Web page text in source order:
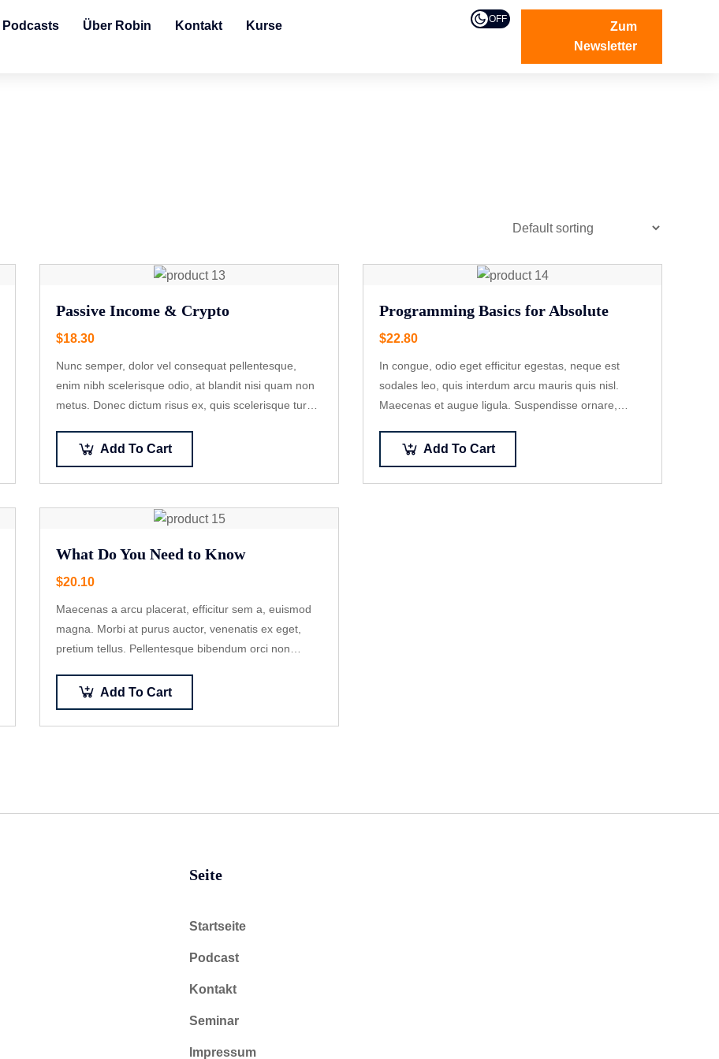
Podcasts Über Robin Kontakt Kurse OFF
Zum
Newsletter
Passive Income & Crypto
$18.30
Nunc semper, dolor vel consequat pellentesque,
enim nibh scelerisque odio, at blandit nisi quam non
metus. Donec dictum risus ex, quis scelerisque turpis
Add To Cart
Programming Basics for Absolute
$22.80
In congue, odio eget efficitur egestas, neque est
sodales leo, quis interdum arcu mauris quis nisl.
Maecenas et augue ligula. Suspendisse ornare,
Add To Cart
What Do You Need to Know
$20.10
Maecenas a arcu placerat, efficitur sem a, euismod
magna. Morbi at purus auctor, venenatis ex eget,
pretium tellus. Pellentesque bibendum orci non
Add To Cart
Seite
Startseite
Podcast
Kontakt
Seminar
Impressum